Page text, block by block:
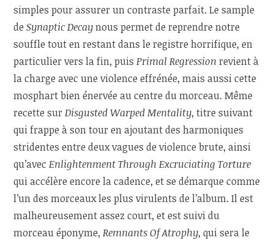
simples pour assurer un contraste parfait. Le sample
deSynaptic Decaynous permet de reprendre notre
souffle tout en restant dans le registre horrifique, en
particulier vers la fin, puisPrimal Regression revient à
la charge avec une violence effrénée, mais aussi cette
mosphart bien énervée au centre du morceau. Même
recette surDisgusted Warped Mentality, titre suivant
qui frappe à son tour en ajoutant des harmoniques
stridentes entre deux vagues de violence brute, ainsi
qu’avecEnlightenment Through Excruciating Torture
qui accélère encore la cadence, et se démarque comme
l’un des morceaux les plus virulents de l’album. Il est
malheureusement assez court, et est suivi du
morceau éponyme,Remnants Of Atrophy, qui sera le